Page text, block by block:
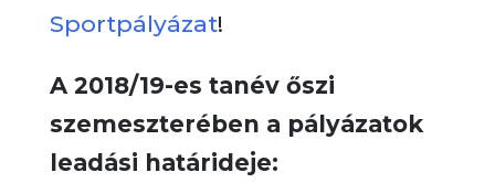
Sportpályázat!
A 2018/19-es tanév őszi
szemeszterében a pályázatok
leadási határideje: